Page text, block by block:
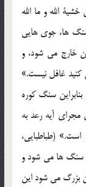
الله و ما الله
که از برخی سنگ ها، جوی هایی
خارج می شود، و
کنید غافل نیست.»
سنگ کوره
آیه رعد به
(طباطبایی،
سنگ ها می شود و
بزرگ می شود این